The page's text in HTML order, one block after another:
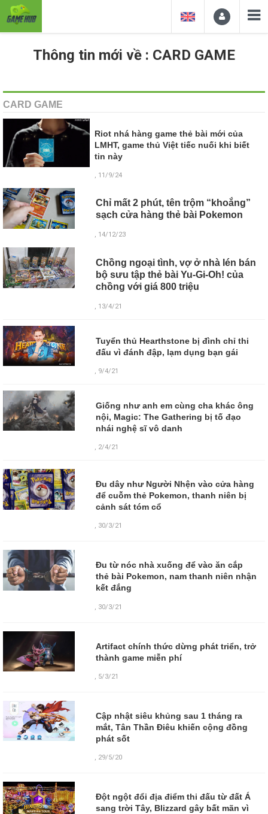
Thông tin mới về : CARD GAME
CARD GAME
Riot nhá hàng game thẻ bài mới của
LMHT, game thủ Việt tiếc nuối khi biết
tin này
, 11/9/24
Chỉ mất 2 phút, tên trộm “khoắng”
sạch cửa hàng thẻ bài Pokemon
, 14/12/23
Chồng ngoại tình, vợ ở nhà lén bán
bộ sưu tập thẻ bài Yu-Gi-Oh! của
chồng với giá 800 triệu
, 13/4/21
Tuyển thủ Hearthstone bị đình chỉ thi
đấu vì đánh đập, lạm dụng bạn gái
, 9/4/21
Giống như anh em cùng cha khác ông
nội, Magic: The Gathering bị tố đạo
nhái nghệ sĩ vô danh
, 2/4/21
Đu dây như Người Nhện vào cửa hàng
để cuỗm thẻ Pokemon, thanh niên bị
cảnh sát tóm cổ
, 30/3/21
Đu từ nóc nhà xuống để vào ăn cắp
thẻ bài Pokemon, nam thanh niên nhận
kết đắng
30/3/21
Artifact chính thức dừng phát triển, trở
thành game miễn phí
, 5/3/21
Cập nhật siêu khủng sau 1 tháng ra
mắt, Tân Thần Điêu khiến cộng đồng
phát sốt
, 29/5/20
Đột ngột đổi địa điểm thi đấu từ đất Á
sang trời Tây, Blizzard gây bất mãn vì